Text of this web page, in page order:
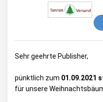
Sehr geehrte Publisher,
pünktlich zum 01.09.2021
für unsere